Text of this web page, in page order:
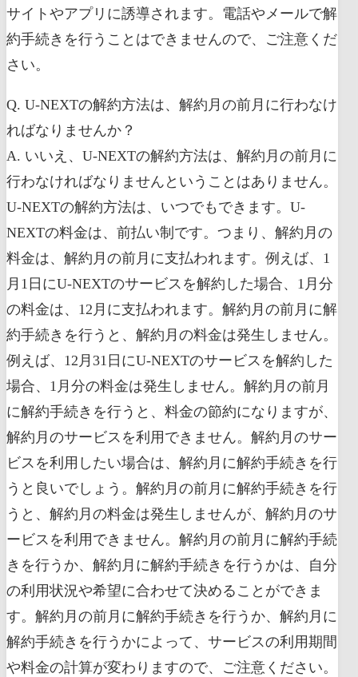
サイトやアプリに誘導されます。電話やメールで解
約手続きを行うことはできませんので、ご注意くだ
さい。
Q. U-NEXTの解約方法は、解約月の前月に行わなけ
ればなりませんか？
A. いいえ、U-NEXTの解約方法は、解約月の前月に
行わなければなりませんということはありません。
U-NEXTの解約方法は、いつでもできます。U-
NEXTの料金は、前払い制です。つまり、解約月の
料金は、解約月の前月に支払われます。例えば、1
月1日にU-NEXTのサービスを解約した場合、1月分
の料金は、12月に支払われます。解約月の前月に解
約手続きを行うと、解約月の料金は発生しません。
例えば、12月31日にU-NEXTのサービスを解約した
場合、1月分の料金は発生しません。解約月の前月
に解約手続きを行うと、料金の節約になりますが、
解約月のサービスを利用できません。解約月のサー
ビスを利用したい場合は、解約月に解約手続きを行
うと良いでしょう。解約月の前月に解約手続きを行
うと、解約月の料金は発生しませんが、解約月のサ
ービスを利用できません。解約月の前月に解約手続
きを行うか、解約月に解約手続きを行うかは、自分
の利用状況や希望に合わせて決めることができま
す。解約月の前月に解約手続きを行うか、解約月に
解約手続きを行うかによって、サービスの利用期間
や料金の計算が変わりますので、ご注意ください。